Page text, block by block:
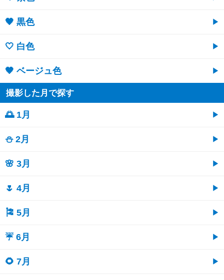
🖤 黒色
🤍 白色
🤎 ベージュ色
撮影した月で探す
🌅 1月
⛄ 2月
🌸 3月
🌷 4月
🎏 5月
☔ 6月
🌻 7月